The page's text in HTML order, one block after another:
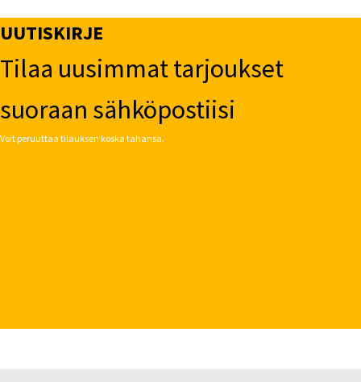
UUTISKIRJE
Tilaa uusimmat tarjoukset
suoraan sähköpostiisi
Voit peruuttaa tilauksen koska tahansa.